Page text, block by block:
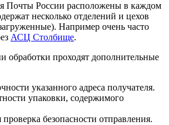
Почты России расположены в каждом
несколько отделений и цехов
Например очень часто
АСЦ Столбище.
обработки проходят дополнительные
указанного адреса получателя.
упаковки, содержимого
безопасности отправления.